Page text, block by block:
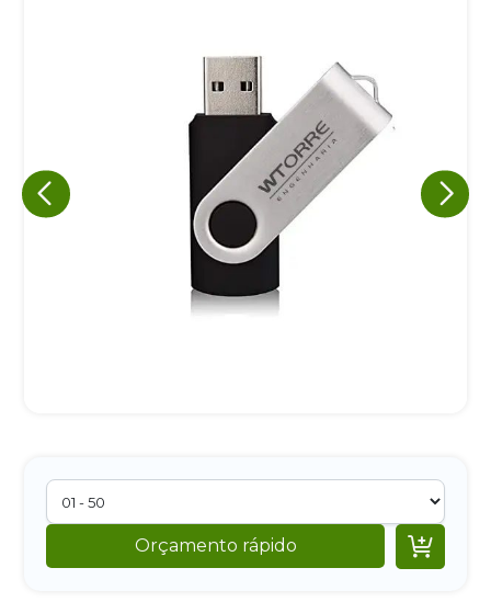
Orçamento rápido 
Eu concordo em receber comunicações.
A nossa empresa está comprometida a proteger e respeitar
sua privacidade, utilizaremos seus dados apenas para fins
de marketing. Você pode alterar suas preferências a
qualquer momento.
Iniciar conversa